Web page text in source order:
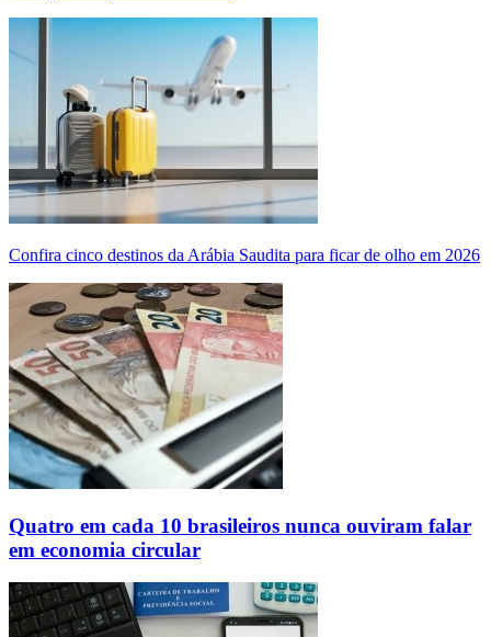
Confira cinco destinos da Arábia Saudita para ficar de olho em 2026
Quatro em cada 10 brasileiros nunca ouviram falar
em economia circular